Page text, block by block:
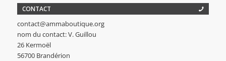
CONTACT
contact@ammaboutique.org
nom du contact: V. Guillou
26 Kermoël
56700 Brandérion